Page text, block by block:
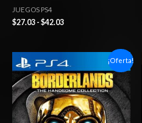
JUEGOS PS4
$27.03 - $42.03
¡Oferta!
de
precios:
desde
$6.03
hasta
$10.03